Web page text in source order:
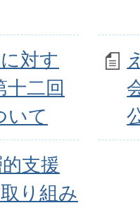
対す
十二回
いて
支援
り組み